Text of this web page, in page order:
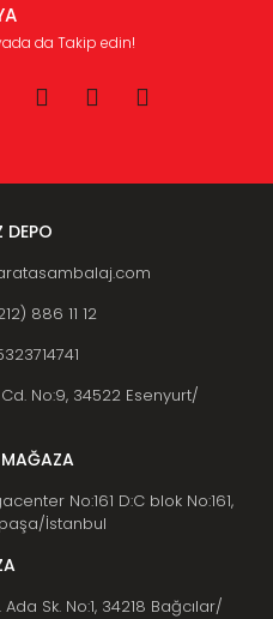
da Takip edin!
DEPO
886 11 12
No:9, 34522 Esenyurt/
No:161 D:C blok No:161,
İstanbul
Sk. No:1, 34218 Bağcılar/